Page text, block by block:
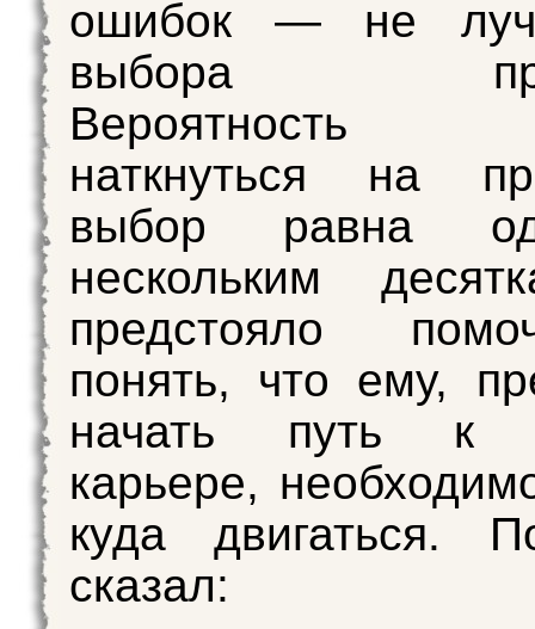
ошибок — не
выбора
Вероятность
наткнуться на
выбор равна
нескольким
предстояло
понять, что ему,
начать путь к
карьере,
куда двигаться.
сказал: